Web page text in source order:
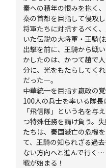
秦への積年の恨みを抱く
秦の首都を目指して侵攻
将軍たちに対抗するべく
いた伝説の大将軍・王騎(
出撃を前に、王騎から戦
かしたのは、かつて趙で
分に、光をもたらしてく
だった―。
中華統一を目指す嬴政の
100人の兵士を率いる隊
「飛信隊」という名を与
つ特殊任務を請け負う。
たちは、秦国滅亡の危機
て、王騎の知られざる過
ない方向へと進んで行く
戦が始まる！